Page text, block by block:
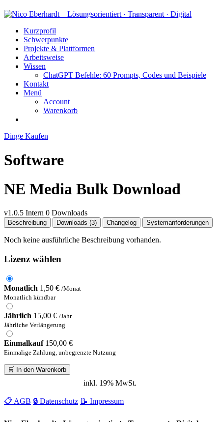
Kurzprofil
Schwerpunkte
Projekte & Plattformen
Arbeitsweise
Wissen
ChatGPT Befehle: 60 Prompts, Codes und Beispiele
Kontakt
Menü
Account
Warenkorb
Dinge Kaufen
Software
NE Media Bulk Download
v1.0.5 Intern 0 Downloads
Beschreibung Downloads (3) Changelog Systemanforderungen
Noch keine ausführliche Beschreibung vorhanden.
Lizenz wählen
Monatlich 1,50 € /Monat
Monatlich kündbar
Jährlich 15,00 € /Jahr
Jährliche Verlängerung
Einmalkauf 150,00 €
Einmalige Zahlung, unbegrenzte Nutzung
🛒 In den Warenkorb
inkl. 19% MwSt.
📋 AGB 🔒 Datenschutz 📝 Impressum